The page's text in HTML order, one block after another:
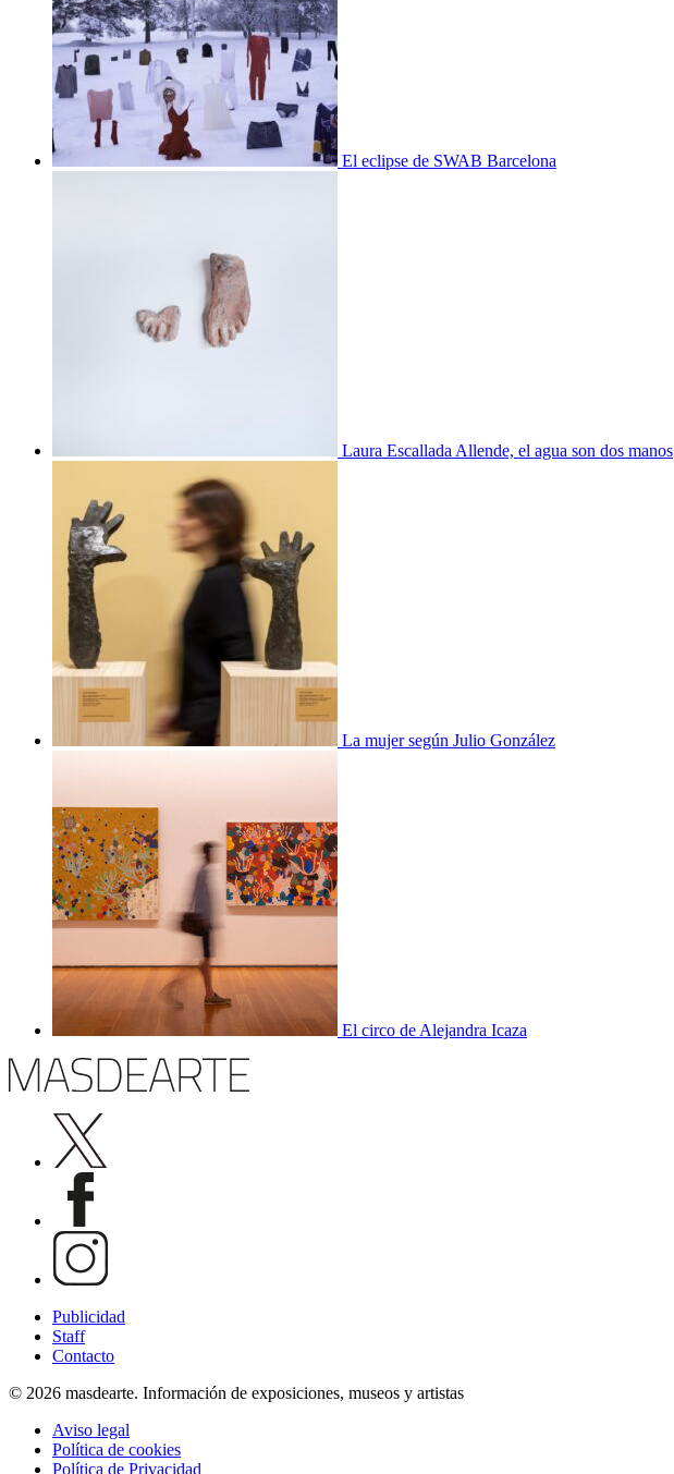
El eclipse de SWAB Barcelona
Laura Escallada Allende, el agua son dos manos
La mujer según Julio González
El circo de Alejandra Icaza
Publicidad
Staff
Contacto
© 2026 masdearte. Información de exposiciones, museos y artistas
Aviso legal
Política de cookies
Política de Privacidad